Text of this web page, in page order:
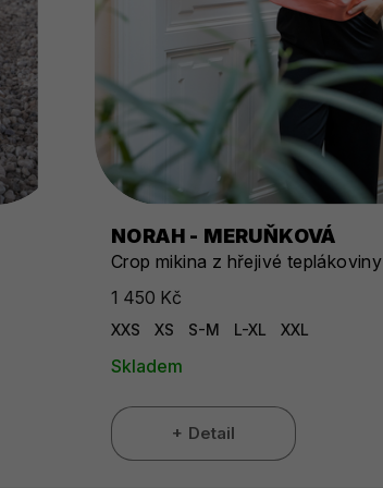
NORAH - MERUŇKOVÁ
Crop mikina z hřejivé teplákoviny
1 450 Kč
XXS XS S-M L-XL XXL
Skladem
Detail